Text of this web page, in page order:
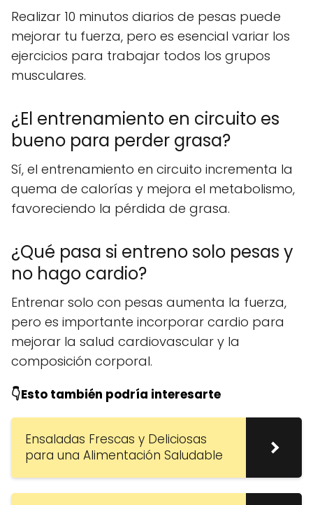
Realizar 10 minutos diarios de pesas puede
mejorar tu fuerza, pero es esencial variar los
ejercicios para trabajar todos los grupos
musculares.
¿El entrenamiento en circuito es
bueno para perder grasa?
Sí, el entrenamiento en circuito incrementa la
quema de calorías y mejora el metabolismo,
favoreciendo la pérdida de grasa.
¿Qué pasa si entreno solo pesas y
no hago cardio?
Entrenar solo con pesas aumenta la fuerza,
pero es importante incorporar cardio para
mejorar la salud cardiovascular y la
composición corporal.
👇Esto también podría interesarte
Ensaladas Frescas y Deliciosas
para una Alimentación Saludable